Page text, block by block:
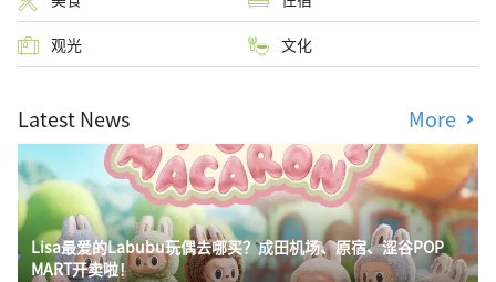
观光 文化
Latest News More
Lisa最爱的Labubu玩偶去哪买？成田机场、原宿、涩谷POP
MART开卖啦！